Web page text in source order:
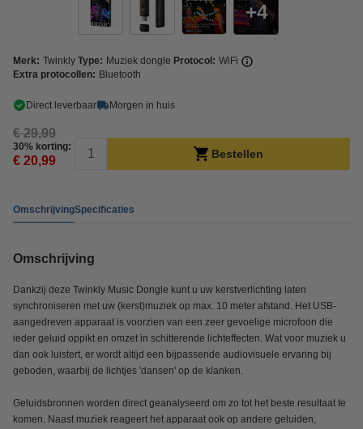
4
Merk: Twinkly Type: Muziek dongle Protocol: WiFi
Extra protocollen: Bluetooth
Direct leverbaar Morgen in huis
€ 29,99
30% korting:
€ 20,99 Bestellen
OmschrijvingSpecificaties
Omschrijving
Dankzij deze Twinkly Music Dongle kunt u uw kerstverlichting laten
synchroniseren met uw (kerst)muziek op max. 10 meter afstand. Het USB-
aangedreven apparaat is voorzien van een zeer gevoelige microfoon die
ieder geluid oppikt en omzet in schitterende lichteffecten. Wat voor muziek u
dan ook luistert, er wordt altijd een bijpassende audiovisuele ervaring bij
geboden, waarbij de lichtjes 'dansen' op de klanken.
Geluidsbronnen worden direct geanalyseerd om zo tot het beste resultaat te
komen. Naast muziek reageert het apparaat ook op andere geluiden,